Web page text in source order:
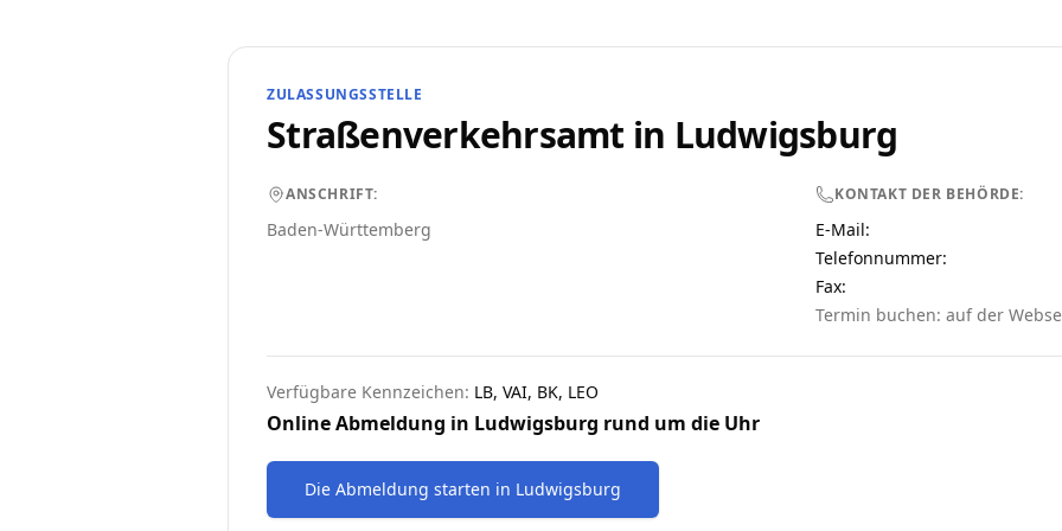
ZULASSUNGSSTELLE
Straßenverkehrsamt in Ludwigsburg
ANSCHRIFT:
Baden-Württemberg
KONTAKT DER BEHÖRDE:
E-Mail:
Telefonnummer:
Fax:
Termin buchen: auf der
Verfügbare Kennzeichen: LB, VAI, BK, LEO
Online Abmeldung in Ludwigsburg rund um die Uhr
Die Abmeldung starten in Ludwigsburg